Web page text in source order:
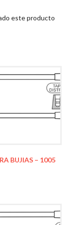
este producto
BUJIAS – 1005